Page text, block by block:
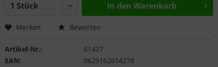
In den Warenkorb
Merken Bewerten
Artikel-Nr.:
61427
EAN:
0629162614278